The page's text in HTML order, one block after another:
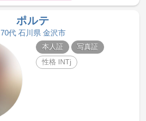
ポルテ
70代 石川県 金沢市
本人証
写真証
性格 INTj